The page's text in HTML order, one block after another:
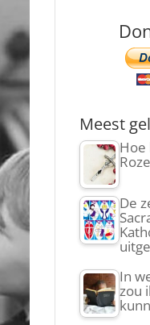
Meest
Hoe
De
In
zou